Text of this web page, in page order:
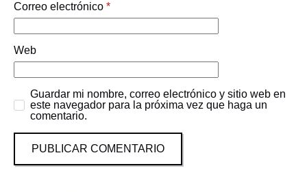
Correo electrónico *
Web
Guardar mi nombre, correo electrónico y sitio web en
este navegador para la próxima vez que haga un
comentario.